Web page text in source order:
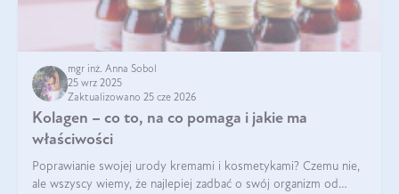
mgr inż. Anna Sobol
25 wrz 2025
Zaktualizowano 25 cze 2026
Kolagen – co to, na co pomaga i jakie ma
właściwości
Poprawianie swojej urody kremami i kosmetykami? Czemu nie,
ale wszyscy wiemy, że najlepiej zadbać o swój organizm od